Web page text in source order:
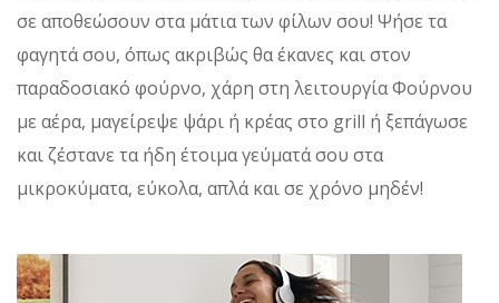
σε αποθεώσουν στα μάτια των φίλων σου! Ψήσε τα
φαγητά σου, όπως ακριβώς θα έκανες και στον
παραδοσιακό φούρνο, χάρη στη λειτουργία Φούρνου
με αέρα, μαγείρεψε ψάρι ή κρέας στο grill ή ξεπάγωσε
και ζέστανε τα ήδη έτοιμα γεύματά σου στα
μικροκύματα, εύκολα, απλά και σε χρόνο μηδέν!